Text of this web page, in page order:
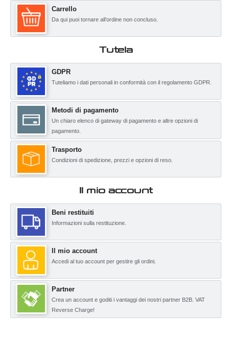
Carrello
Da qui puoi tornare all’ordine non concluso.
Tutela
GDPR
Tuteliamo i dati personali in conformità con il regolamento GDPR.
Metodi di pagamento
Un chiaro elenco di gateway di pagamento e altre opzioni di
pagamento.
Trasporto
Condizioni di spedizione, prezzi e opzioni di reso.
Il mio account
Beni restituiti
Informazioni sulla restituzione.
Il mio account
Accedi al tuo account per gestire gli ordini.
Partner
Crea un account e goditi i vantaggi dei nostri partner B2B. VAT
Reverse Charge!